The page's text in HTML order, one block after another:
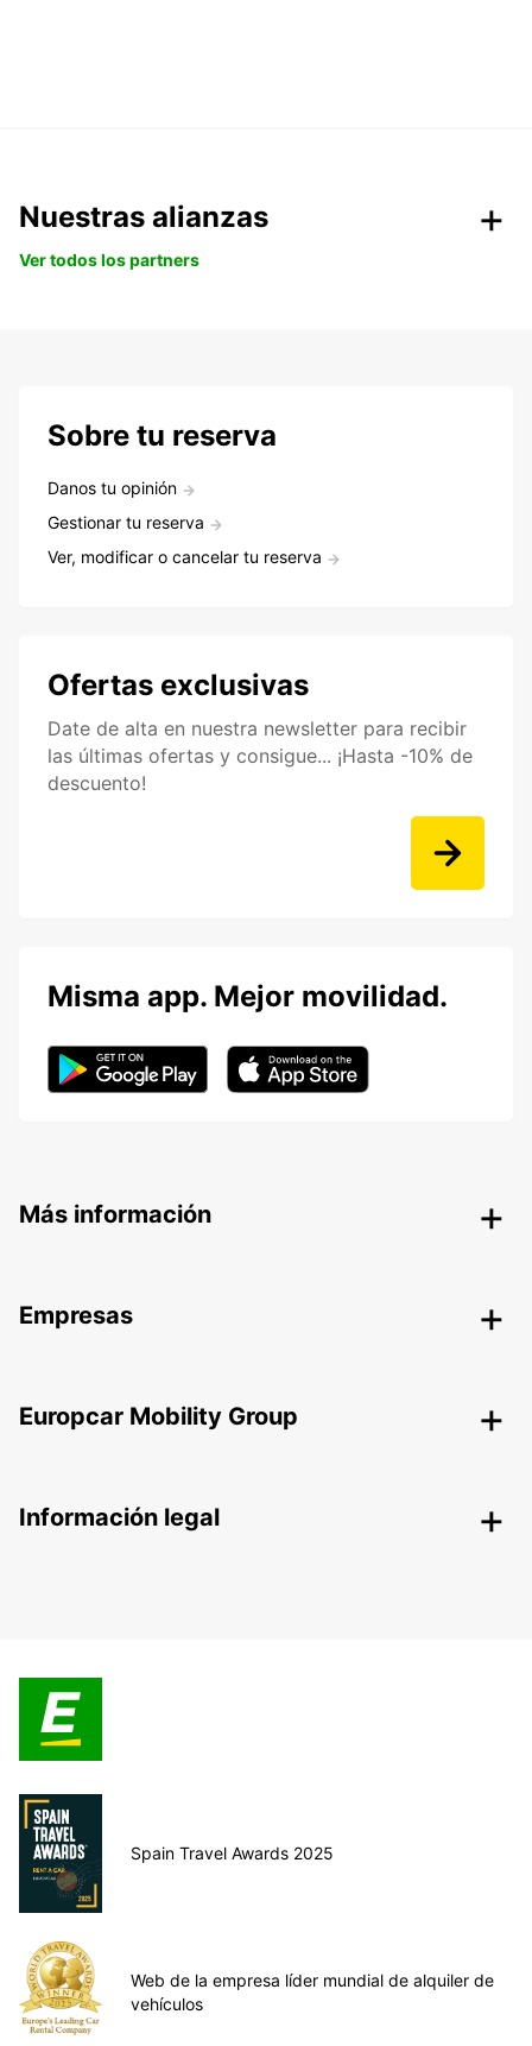
Nuestras alianzas
Ver todos los partners
Sobre tu reserva
Danos tu opinión
Gestionar tu reserva
Ver, modificar o cancelar tu reserva
Ofertas exclusivas
Date de alta en nuestra newsletter para recibir
las últimas ofertas y consigue... ¡Hasta -10% de
descuento!
Misma app. Mejor movilidad.
Más información
Empresas
Europcar Mobility Group
Información legal
Spain Travel Awards 2025
Web de la empresa líder mundial de alquiler de
vehículos